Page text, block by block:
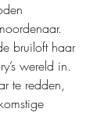
bruiloft haar
wereld in.
te redden,